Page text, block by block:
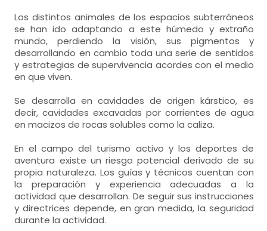
Los distintos animales de los espacios subterráneos
se han ido adaptando a este húmedo y extraño
mundo, perdiendo la visión, sus pigmentos y
desarrollando en cambio toda una serie de sentidos
y estrategias de supervivencia acordes con el medio
en que viven.
Se desarrolla en cavidades de origen kárstico, es
decir, cavidades excavadas por corrientes de agua
en macizos de rocas solubles como la caliza.
En el campo del turismo activo y los deportes de
aventura existe un riesgo potencial derivado de su
propia naturaleza. Los guías y técnicos cuentan con
la preparación y experiencia adecuadas a la
actividad que desarrollan. De seguir sus instrucciones
y directrices depende, en gran medida, la seguridad
durante la actividad.